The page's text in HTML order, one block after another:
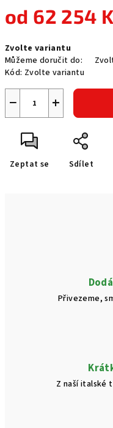
od 62 254
cena:
Zvolte variantu
Můžeme doručit do:
Kód: Zvolte variantu
+
−
Zeptat se Sdílet
Přivezeme,
Z naší italské